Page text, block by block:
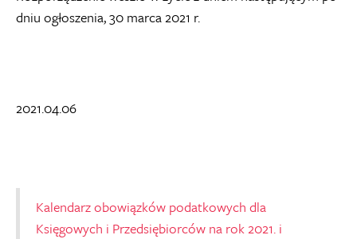
dniu ogłoszenia, 30 marca 2021 r.
2021.04.06
Kalendarz obowiązków podatkowych dla
Księgowych i Przedsiębiorców na rok 2021. i